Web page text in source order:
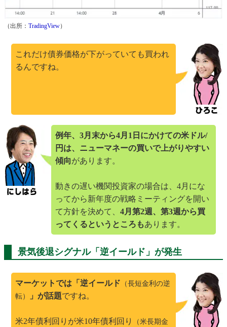
（出所： TradingView）
これだけ債券価格が下がっていても買われ
るんですね。
例年、3月末から4月1日にかけての米ドル/
円は、ニューマネーの買いで上がりやすい
傾向があります。
動きの遅い機関投資家の場合は、4月にな
ってから新年度の戦略ミーティングを開い
て方針を決めて、 4月第2週、第3週から買
ってくるというところもあります。
景気後退シグナル「逆イールド」が発生
マーケットでは「逆イールド （長短金利の逆
転）
」が話題ですね。
米2年債利回りが米10年債利回り
（米長期金